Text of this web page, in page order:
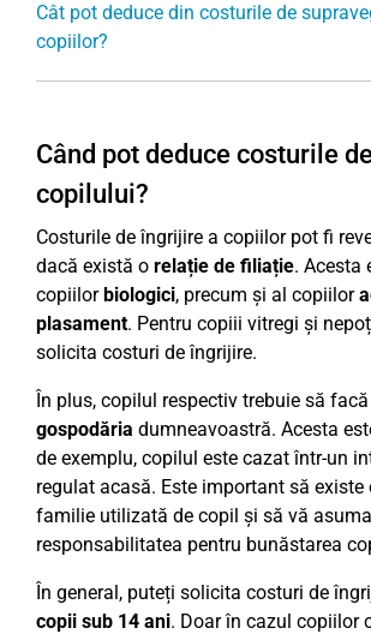
Cât pot deduce din costurile de
copiilor?
Când pot deduce costurile
copilului?
Costurile de îngrijire a copiilor pot fi
dacă există o relație de filiație. Acesta
copiilorbiologici, precum și al copiilor
plasament. Pentru copiii vitregi și
solicita costuri de îngrijire.
În plus, copilul respectiv trebuie să
gospodăria dumneavoastră. Acesta
de exemplu, copilul este cazat într-un
regulat acasă. Este important să existe
familie utilizată de copil și să vă
responsabilitatea pentru bunăstarea
În general, puteți solicita costuri de
copii sub 14 ani. Doar în cazul copiilor